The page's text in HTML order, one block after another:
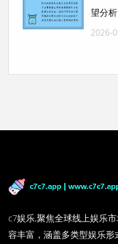
望分析
2026-
c7娱乐,聚焦全球线上娱乐
容丰富，涵盖多类型娱乐